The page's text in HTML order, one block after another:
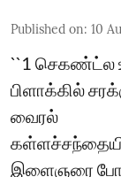
Published on: 10
``1 செகண்ட்ல
பிளாக்கில்
வைரல்
இளைஞரை